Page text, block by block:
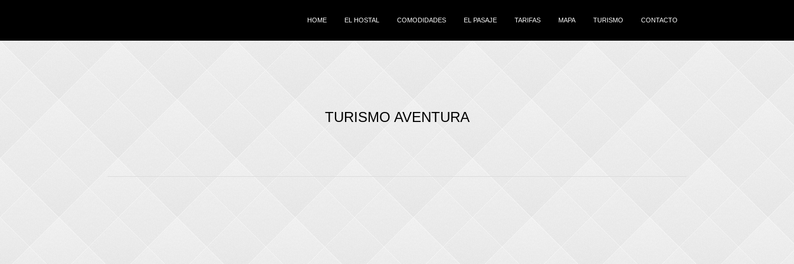
HOME EL HOSTAL COMODIDADES EL PASAJE TARIFAS MAPA TURISMO CONTACTO
TURISMO AVENTURA